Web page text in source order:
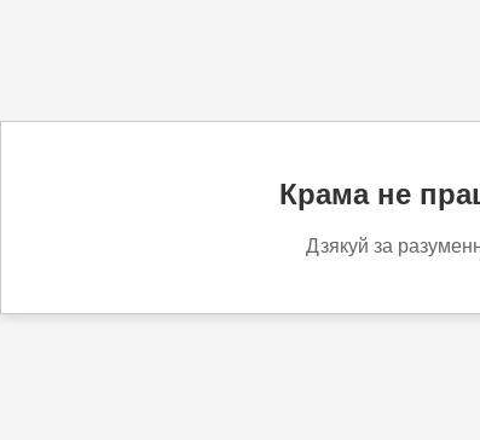
Крама не
Дзякуй за